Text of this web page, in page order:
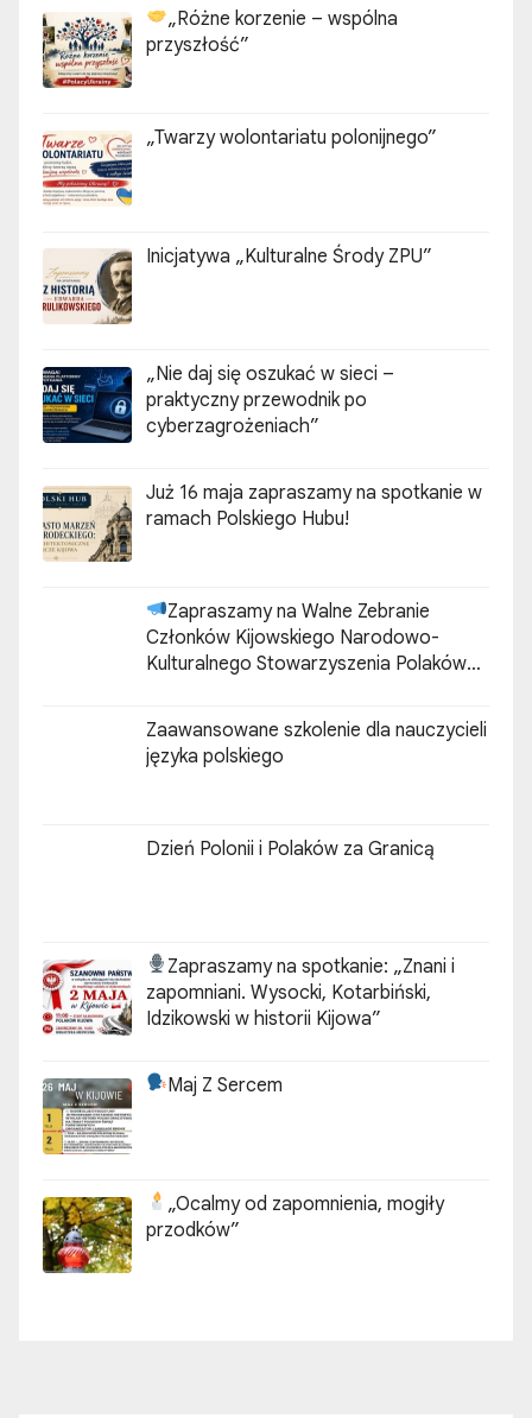
„Różne korzenie – wspólna
przyszłość”
„Twarzy wolontariatu polonijnego”
Inicjatywa „Kulturalne Środy ZPU”
„Nie daj się oszukać w sieci –
praktyczny przewodnik po
cyberzagrożeniach”
Już 16 maja zapraszamy na spotkanie w
ramach Polskiego Hubu!
Zapraszamy na Walne Zebranie
Członków Kijowskiego Narodowo-
Kulturalnego Stowarzyszenia Polaków
Zaawansowane szkolenie dla nauczycieli
języka polskiego
Dzień Polonii i Polaków za Granicą
Zapraszamy na spotkanie: „Znani i
zapomniani. Wysocki, Kotarbiński,
Idzikowski w historii Kijowa”
Maj Z Sercem
„Ocalmy od zapomnienia, mogiły
przodków”